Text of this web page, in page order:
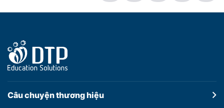
Câu chuyệnthương hiệu